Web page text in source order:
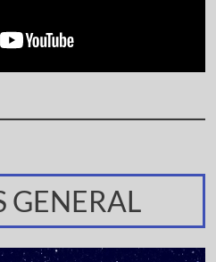
GENERAL